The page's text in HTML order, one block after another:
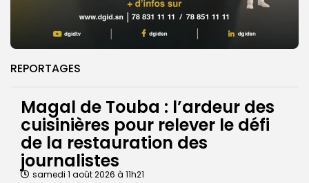
REPORTAGES
Magal de Touba : l’ardeur des
cuisinières pour relever le défi
de la restauration des
journalistes
samedi 1 août 2026 à 11h21